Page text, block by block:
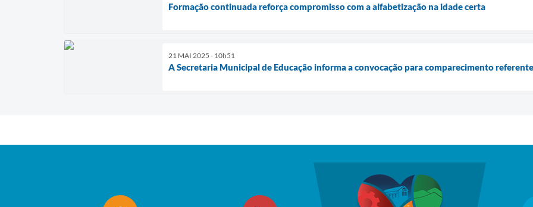
Formação continuada reforça compromisso com a alfabetização na idade certa
21 MAI 2025 - 10h51
A Secretaria Municipal de Educação informa a convocação para comparecimento